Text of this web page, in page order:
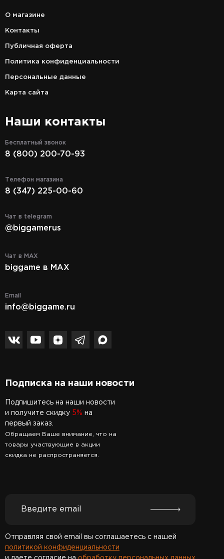
О магазине
Контакты
Публичная оферта
Политика конфиденциальности
Персональные данные
Карта сайта
Наши контакты
Бесплатный звонок
8 (800) 200-70-93
Телефон магазина
8 (347) 225-00-60
Чат в telegram
@biggamerus
Чат в MAX
biggame в MAX
Email
info@biggame.ru
Подписка на наши новости
Подпишитесь на наши новости
и получите скидку 5% на
первый заказ.
Обращаем Ваше внимание, что на
товары участвующие в акции
скидка не распространяется.
Отправляя свой email вы соглашаетесь с нашей
политикой конфиденциальности